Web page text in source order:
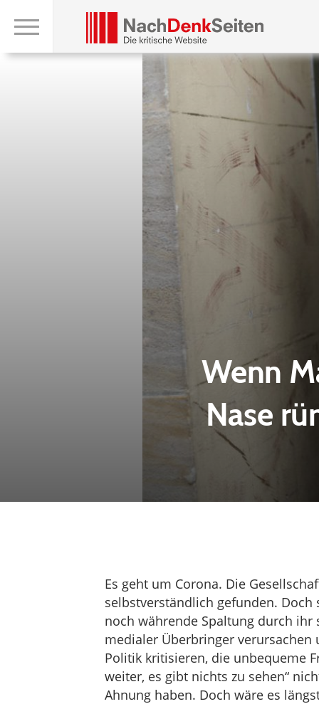
Wenn
Nase
Es geht um Corona. Die
selbstverständlich gefunden.
noch währende Spaltung durch
medialer Überbringer verursachen
Politik kritisieren, die unbequeme
weiter, es gibt nichts zu sehen“
Ahnung haben. Doch wäre es